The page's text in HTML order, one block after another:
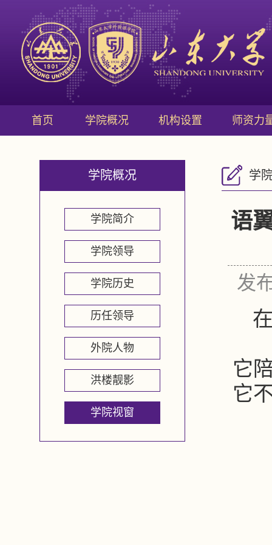
首页 学院概况 机构设置 师资力
学院概况
学院简介
学院领导
学院历史
历任领导
外院人物
洪楼靓影
学院视窗
学
语
发
它
它